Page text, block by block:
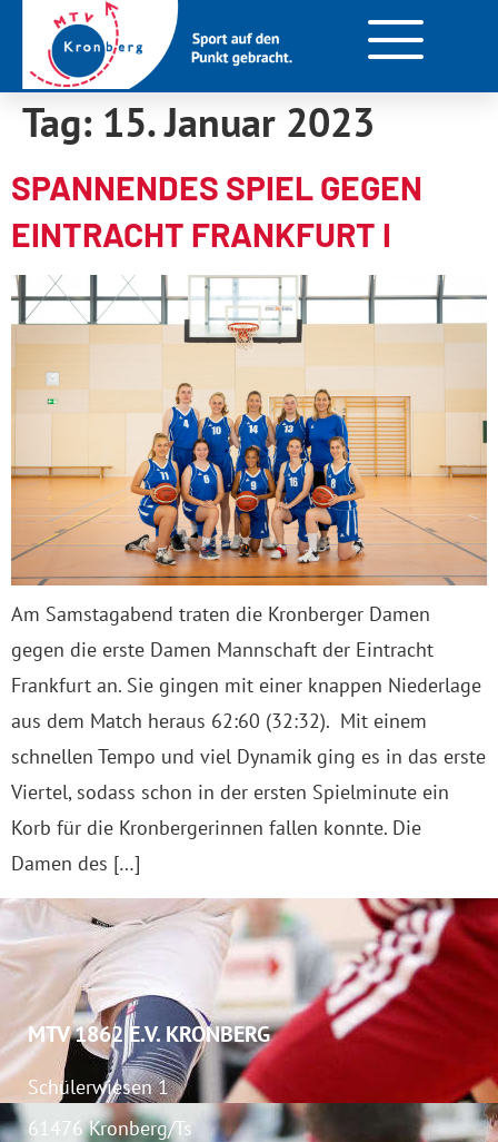
Tag: 15. Januar 2023
SPANNENDES SPIEL GEGEN
EINTRACHT FRANKFURT I
Am Samstagabend traten die Kronberger Damen
gegen die erste Damen Mannschaft der Eintracht
Frankfurt an. Sie gingen mit einer knappen Niederlage
aus dem Match heraus 62:60 (32:32). Mit einem
schnellen Tempo und viel Dynamik ging es in das erste
Viertel, sodass schon in der ersten Spielminute ein
Korb für die Kronbergerinnen fallen konnte. Die
Damen des […]
MTV 1862 E.V. KRONBERG
Schülerwiesen 1
61476 Kronberg/Ts